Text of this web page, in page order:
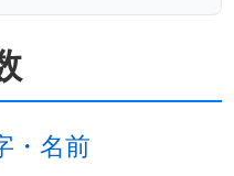
・名前